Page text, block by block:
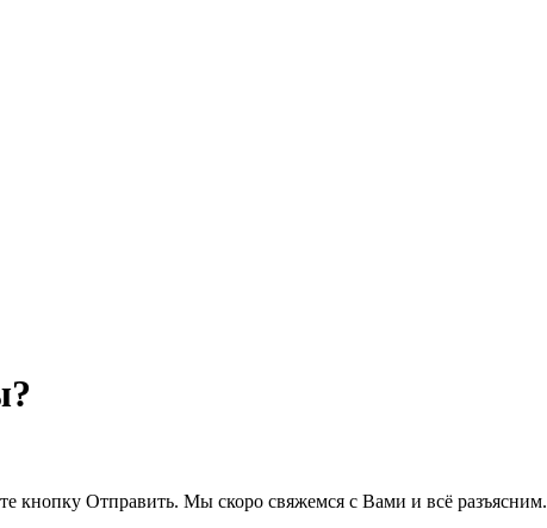
кнопку Отправить. Мы скоро свяжемся с Вами и всё разъясним.